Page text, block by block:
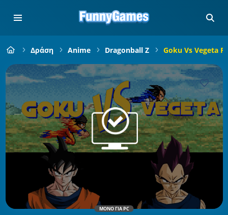
Δράση Anime Dragonball Z Goku Vs Vegeta
ΜΌΝΟ ΓΙΑ PC